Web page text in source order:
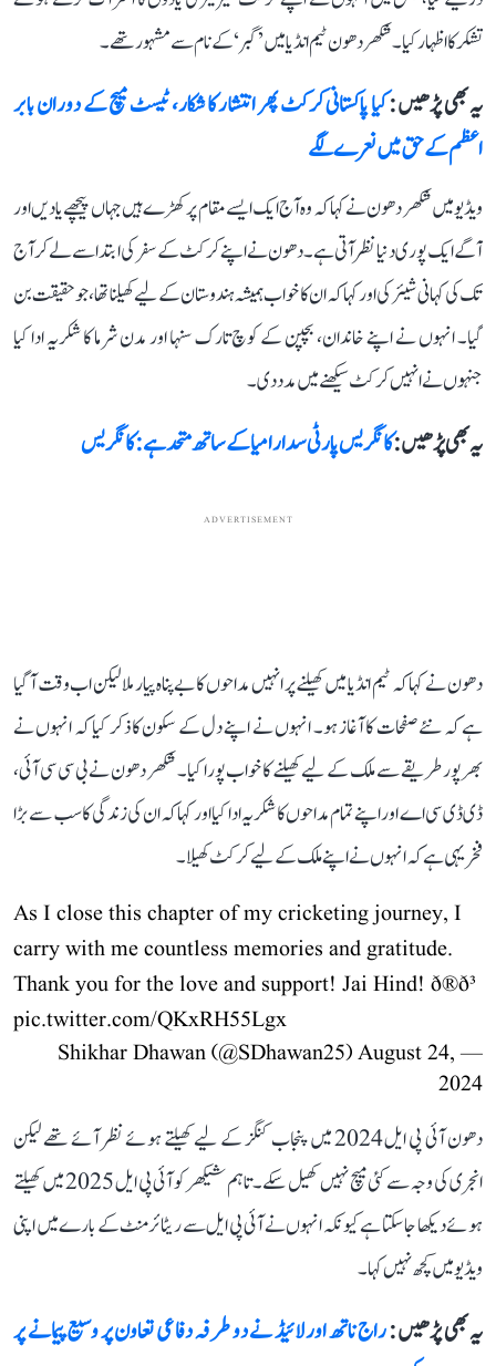
تشکر کا اظہار کیا۔ شکھر دھون ٹیم انڈیا میں ’گبر‘ کے نام سے مشہور تھے۔
یہ بھی پڑھیں :کیا پاکستانی کرکٹ پھر انتشار کا شکار، ٹیسٹ میچ کے دوران بابر
اعظم کے حق میں نعرے لگے
ویڈیو میں شکھر دھون نے کہا کہ وہ آج ایک ایسے مقام پر کھڑے ہیں جہاں پیچھے یادیں اور
آگے ایک پوری دنیا نظر آتی ہے۔ دھون نے اپنے کرکٹ کے سفر کی ابتدا سے لے کر آج
تک کی کہانی شیئر کی اور کہا کہ ان کا خواب ہمیشہ ہندوستان کے لیے کھیلنا تھا، جو حقیقت بن
گیا۔ انہوں نے اپنے خاندان، بچپن کے کوچ تارک سنہا اور مدن شرما کا شکریہ ادا کیا
جنہوں نے انہیں کرکٹ سیکھنے میں مدد دی۔
یہ بھی پڑھیں :کانگریس پارٹی سدارامیا کے ساتھ متحد ہے: کانگریس
ADVERTISEMENT
دھون نے کہا کہ ٹیم انڈیا میں کھیلنے پر انہیں مداحوں کا بے پناہ پیار ملا لیکن اب وقت آ گیا
ہے کہ نئے صفحات کا آغاز ہو۔ انہوں نے اپنے دل کے سکون کا ذکر کیا کہ انہوں نے
بھرپور طریقے سے ملک کے لیے کھیلنے کا خواب پورا کیا۔ شکھر دھون نے بی سی سی آئی،
ڈی ڈی سی اے اور اپنے تمام مداحوں کا شکریہ ادا کیا اور کہا کہ ان کی زندگی کا سب سے بڑا
فخر یہی ہے کہ انہوں نے اپنے ملک کے لیے کرکٹ کھیلا۔
As I close this chapter of my cricketing journey, I
carry with me countless memories and gratitude.
Thank you for the love and support! Jai Hind! ð®ð³
pic.twitter.com/QKxRH55Lgx
— Shikhar Dhawan (@SDhawan25)
August 24,
2024
دھون آئی پی ایل 2024 میں پنجاب کنگز کے لیے کھیلتے ہوئے نظر آئے تھے لیکن
انجری کی وجہ سے کئی میچ نہیں کھیل سکے۔ تاہم شیکھر کو آئی پی ایل 2025 میں کھیلتے
ہوئے دیکھا جا سکتا ہے کیونکہ انہوں نے آئی پی ایل سے ریٹائرمنٹ کے بارے میں اپنی
ویڈیو میں کچھ نہیں کہا۔
یہ بھی پڑھیں :راج ناتھ اور لائیڈ نے دو طرفہ دفاعی تعاون پر وسیع پیمانے پر